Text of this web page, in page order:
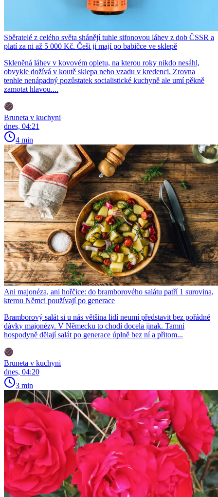
Sběratelé z celého světa shánějí tuhle sifonovou láhev z dob ČSSR a
platí za ni až 5 000 Kč. Češi ji mají po babičce ve sklepě
Skleněná láhev v kovovém opletu, na kterou roky nikdo nesáhl,
obvykle dožívá v koutě sklepa nebo vzadu v kredenci. Zrovna
tenhle nenápadný pozůstatek socialistické kuchyně ale umí pěkně
zamotat hlavou....
Bruneta v kuchyni
dnes, 04:21
4 min
Ani majonéza, ani hořčice: do bramborového salátu patří 1 surovina,
kterou Němci používají po generace
Bramborový salát si u nás většina lidí neumí představit bez pořádné
dávky majonézy. V Německu to chodí docela jinak. Tamní
hospodyně dělají salát po generace úplně bez ní a přitom...
Bruneta v kuchyni
dnes, 04:20
3 min